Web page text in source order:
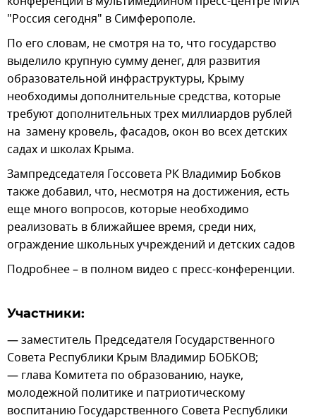
"Россия сегодня" в Симферополе.
По его словам, не смотря на то, что государство
выделило крупную сумму денег, для развития
образовательной инфраструктуры, Крыму
необходимы дополнительные средства, которые
требуют дополнительных трех миллиардов рублей
на замену кровель, фасадов, окон во всех детских
садах и школах Крыма.
Зампредседателя Госсовета РК Владимир Бобков
также добавил, что, несмотря на достижения, есть
еще много вопросов, которые необходимо
реализовать в ближайшее время, среди них,
ограждение школьных учреждений и детских садов
Подробнее – в полном видео с пресс-конференции.
Участники:
— заместитель Председателя Государственного
Совета Республики Крым Владимир БОБКОВ;
— глава Комитета по образованию, науке,
молодежной политике и патриотическому
воспитанию Государственного Совета Республики